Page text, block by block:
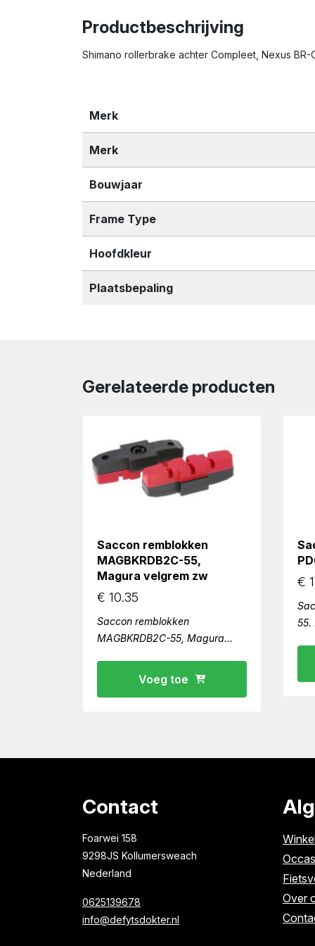
Productbeschrijving
Shimano rollerbrake achter Compleet, Nexus BR-
Merk
Merk
Bouwjaar
Frame Type
Hoofdkleur
Plaatsbepaling
Gerelateerde producten
Saccon remblokken
MAGBKRDB2C-55,
Magura velgrem zw
€ 10.35
Saccon remblokken
MAGBKRDB2C-55, Magura
Voeg toe
€
55.
Contact
Foarwei 158
9298JS Kollumersweach
Nederland
0625139678
info@defytsdokter.nl
Over